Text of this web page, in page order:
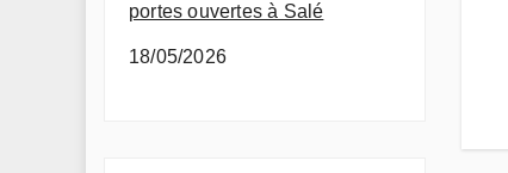
portes ouvertes à Salé
18/05/2026